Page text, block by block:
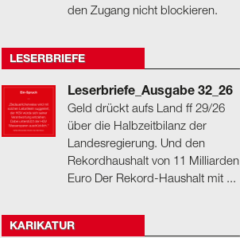
den Zugang nicht blockieren.
LESERBRIEFE
Leserbriefe_Ausgabe 32_26
Geld drückt aufs Land ff 29/26
über die Halbzeitbilanz der
Landesregierung. Und den
Rekordhaushalt von 11 Milliarden
Euro Der Rekord-Haushalt mit ...
KARIKATUR